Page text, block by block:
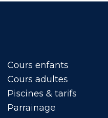
Cours enfants
Cours adultes
Piscines & tarifs
Parrainage